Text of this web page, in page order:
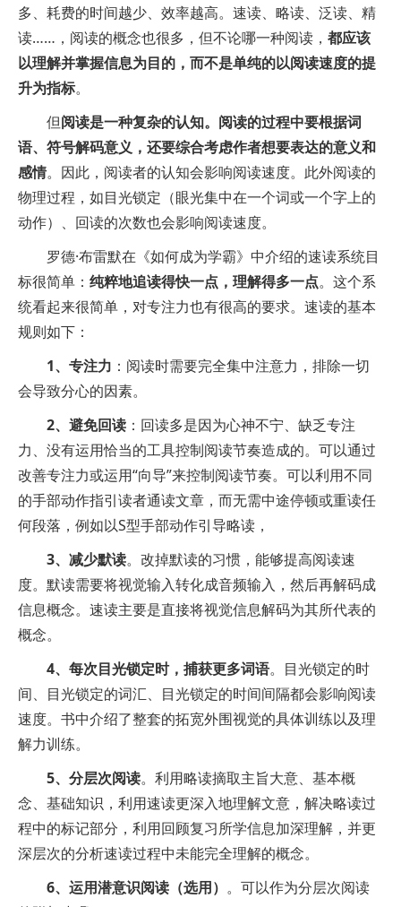
多、耗费的时间越少、效率越高。速读、略读、泛读、精
读……，阅读的概念也很多，但不论哪一种阅读， 都应该
以理解并掌握信息为目的，而不是单纯的以阅读速度的提
升为指标。
但阅读是一种复杂的认知。阅读的过程中要根据词
语、符号解码意义，还要综合考虑作者想要表达的意义和
感情。因此，阅读者的认知会影响阅读速度。此外阅读的
物理过程，如目光锁定（眼光集中在一个词或一个字上的
动作）、回读的次数也会影响阅读速度。
罗德·布雷默在《如何成为学霸》中介绍的速读系统目
标很简单： 纯粹地追读得快一点，理解得多一点。这个系
统看起来很简单，对专注力也有很高的要求。速读的基本
规则如下：
1、专注力 ：阅读时需要完全集中注意力，排除一切
会导致分心的因素。
2、避免回读 ：回读多是因为心神不宁、缺乏专注
力、没有运用恰当的工具控制阅读节奏造成的。可以通过
改善专注力或运用“向导”来控制阅读节奏。可以利用不同
的手部动作指引读者通读文章，而无需中途停顿或重读任
何段落，例如以S型手部动作引导略读，
3、减少默读。改掉默读的习惯，能够提高阅读速
度。默读需要将视觉输入转化成音频输入，然后再解码成
信息概念。速读主要是直接将视觉信息解码为其所代表的
概念。
4、每次目光锁定时，捕获更多词语。目光锁定的时
间、目光锁定的词汇、目光锁定的时间间隔都会影响阅读
速度。书中介绍了整套的拓宽外围视觉的具体训练以及理
解力训练。
5、分层次阅读。利用略读摘取主旨大意、基本概
念、基础知识，利用速读更深入地理解文意，解决略读过
程中的标记部分，利用回顾复习所学信息加深理解，并更
深层次的分析速读过程中未能完全理解的概念。
6、运用潜意识阅读（选用） 。可以作为分层次阅读